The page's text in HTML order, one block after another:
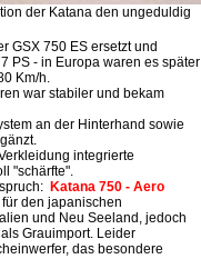
der Katana den ungeduldig
GSX 750 ES ersetzt und
PS - in Europa waren es später
Km/h.
war stabiler und bekam
an der Hinterhand sowie
integrierte
"schärfte".
Katana 750 - Aero
den japanischen
und Neu Seeland, jedoch
Grauimport. Leider
das besondere